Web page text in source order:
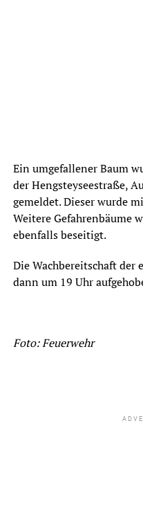
Ein umgefallener Baum
der Hengsteyseestraße,
gemeldet. Dieser wurde
Weitere Gefahrenbäume
ebenfalls beseitigt.
Die Wachbereitschaft der
dann um 19 Uhr
Foto: Feuerwehr